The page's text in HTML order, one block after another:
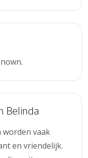
Belinda
worden vaak
en vriendelijk.